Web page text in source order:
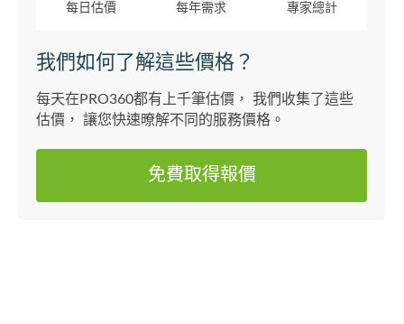
每日估價 每年需求 專家總計
我們如何了解這些價格？
每天在PRO360都有上千筆估價， 我們收集了這些
估價， 讓您快速暸解不同的服務價格。
免費取得報價